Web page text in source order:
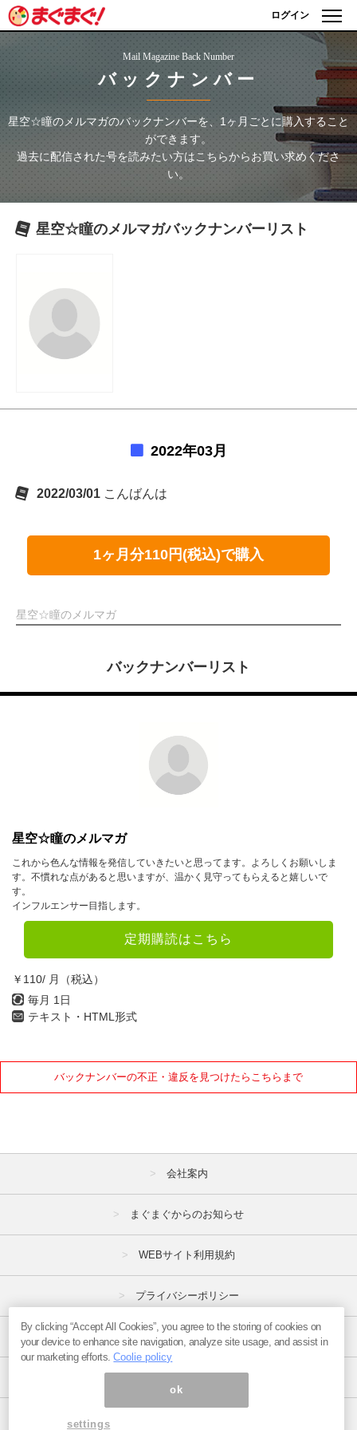
ログイン
Mail Magazine Back Number
バックナンバー
星空☆瞳のメルマガのバックナンバーを、1ヶ月ごとに購入すること
ができます。
過去に配信された号を読みたい方はこちらからお買い求めくださ
い。
星空☆瞳のメルマガバックナンバーリスト
2022年03月
2022/03/01 こんばんは
1ヶ月分110円(税込)で購入
星空☆瞳のメルマガ
バックナンバーリスト
星空☆瞳のメルマガ
これから色んな情報を発信していきたいと思ってます。よろしくお願いしま
す。不慣れな点があると思いますが、温かく見守ってもらえると嬉しいで
す。
インフルエンサー目指します。
定期購読はこちら
￥110/ 月（税込）
毎月 1日
テキスト・HTML形式
バックナンバーの不正・違反を見つけたらこちらまで
会社案内
まぐまぐからのお知らせ
WEBサイト利用規約
プライバシーポリシー
特定商取引法
ページ内の商標は全て商標権者に属します。
By clicking “Accept All Cookies”, you agree to the storing of cookies on
your device to enhance site navigation, analyze site usage, and assist in
our marketing efforts.Coolie policy
ok
settings